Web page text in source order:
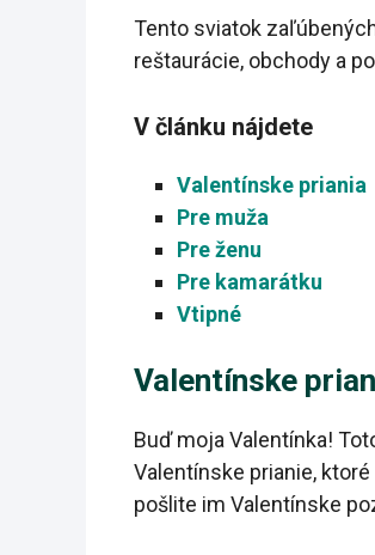
Tento sviatok
reštaurácie, obchody a
V článku nájdete
Valentínske priania
Pre muža
Pre ženu
Pre kamarátku
Vtipné
Valentínske
Buď moja Valentínka!
Valentínske prianie,
pošlite im Valentínske